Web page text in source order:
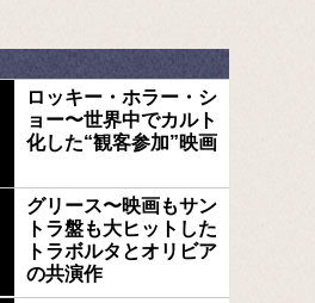
ロッキー・ホラー・シ
ョー〜世界中でカルト
化した“観客参加”映画
グリース〜映画もサン
トラ盤も大ヒットした
トラボルタとオリビア
の共演作